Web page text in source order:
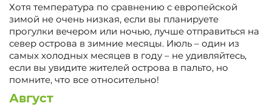
Хотя температура по сравнению с европейской
зимой не очень низкая, если вы планируете
прогулки вечером или ночью, лучше отправиться на
север острова в зимние месяцы. Июль – один из
самых холодных месяцев в году – не удивляйтесь,
если вы увидите жителей острова в пальто, но
помните, что все относительно!
Август